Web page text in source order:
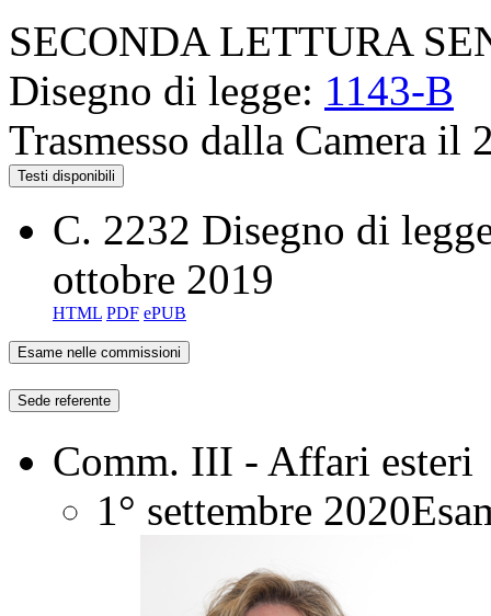
SECONDA LETTURA
Disegno di legge: 1143-B
Trasmesso dalla Camera il
Testi disponibili
C. 2232 Disegno di
ottobre 2019
HTML PDF ePUB
Esame nelle commissioni
Sede referente
Comm. III - Affari esteri
1° settembre 2020